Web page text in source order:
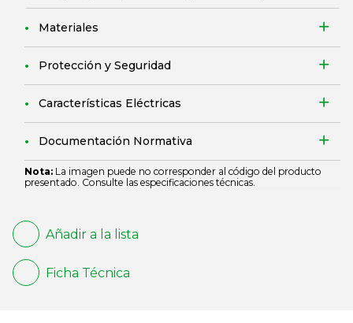
Materiales
Protección y Seguridad
Características Eléctricas
Documentación Normativa
Nota: La imagen puede no corresponder al código del producto
presentado. Consulte las especificaciones técnicas.
Añadir a la lista
Ficha Técnica